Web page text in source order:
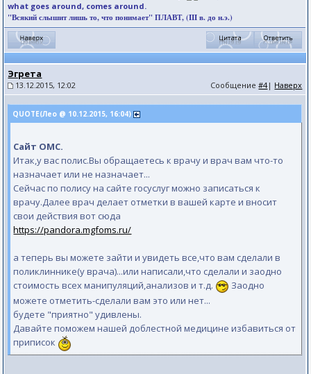
what goes around, comes around.
"Всякий слышит лишь то, что понимает" ПЛАВТ, (III в. до н.э.)
Эгрета
13.12.2015, 12:02 Сообщение#4| Наверх
QUOTE(Лео @ 10.12.2015, 16:04)
Сайт ОМС.
Итак,у вас полис.Вы обращаетесь к врачу и врач вам что-то
назначает или не назначает...
Сейчас по полису на сайте госуслуг можно записаться к
врачу.Далее врач делает отметки в вашей карте и вносит
свои действия вот сюда
https://pandora.mgfoms.ru/
а теперь вы можете зайти и увидеть все,что вам сделали в
поликлиннике(у врача)...или написали,что сделали и заодно
стоимость всех манипуляций,анализов и т.д.
Заодно
можете отметить-сделали вам это или нет...
будете "приятно" удивлены.
Давайте поможем нашей доблестной медицине избавиться от
приписок